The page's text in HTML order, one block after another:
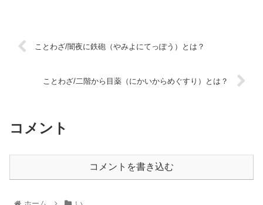
ことわざ/闇夜に鉄砲（やみよにてっぽう）とは？
ことわざ/二階から目薬（にかいからめぐすり）とは？
コメント
コメントを書き込む